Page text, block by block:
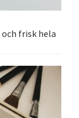
och frisk hela